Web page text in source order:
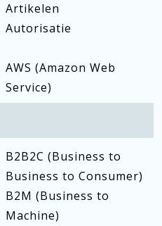
Artikelen
Autorisatie
AWS (Amazon Web
Service)
B2B2C (Business to
Business to Consumer)
B2M (Business to
Machine)